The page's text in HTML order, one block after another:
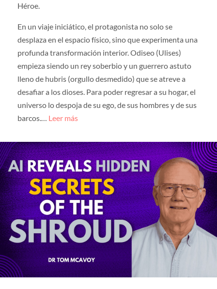
Héroe.
En un viaje iniciático, el protagonista no solo se
desplaza en el espacio físico, sino que experimenta una
profunda transformación interior. Odiseo (Ulises)
empieza siendo un rey soberbio y un guerrero astuto
lleno de hubris (orgullo desmedido) que se atreve a
desafiar a los dioses. Para poder regresar a su hogar, el
universo lo despoja de su ego, de sus hombres y de sus
barcos.… Leer más